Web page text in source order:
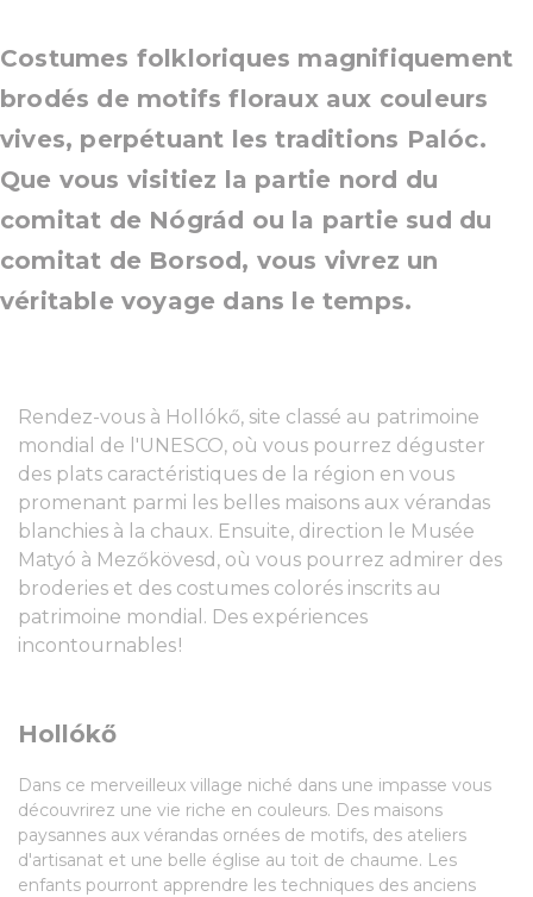
Costumes folkloriques magnifiquement
brodés de motifs floraux aux couleurs
vives, perpétuant les traditions Palóc.
Que vous visitiez la partie nord du
comitat de Nógrád ou la partie sud du
comitat de Borsod, vous vivrez un
véritable voyage dans le temps.
Rendez-vous à Hollókő, site classé au patrimoine
mondial de l'UNESCO, où vous pourrez déguster
des plats caractéristiques de la région en vous
promenant parmi les belles maisons aux vérandas
blanchies à la chaux. Ensuite, direction le Musée
Matyó à Mezőkövesd, où vous pourrez admirer des
broderies et des costumes colorés inscrits au
patrimoine mondial. Des expériences
incontournables !
Hollókő
Dans ce merveilleux village niché dans une impasse vous
découvrirez une vie riche en couleurs. Des maisons
paysannes aux vérandas ornées de motifs, des ateliers
d'artisanat et une belle église au toit de chaume. Les
enfants pourront apprendre les techniques des anciens